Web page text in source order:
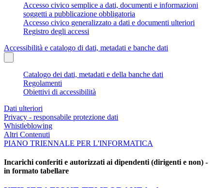
Accesso civico semplice a dati, documenti e informazioni
soggetti a pubblicazione obbligatoria
Accesso civico generalizzato a dati e documenti ulteriori
Registro degli accessi
Accessibilità e catalogo di dati, metadati e banche dati
Catalogo dei dati, metadati e della banche dati
Regolamenti
Obiettivi di accessibilità
Dati ulteriori
Privacy - responsabile protezione dati
Whistleblowing
Altri Contenuti
PIANO TRIENNALE PER L'INFORMATICA
Incarichi conferiti e autorizzati ai dipendenti (dirigenti e non) -
in formato tabellare